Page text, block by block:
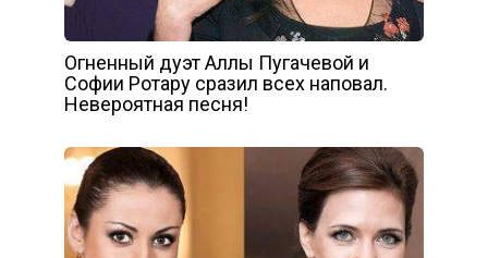
Огненный дуэт Аллы Пугачевой и
Софии Ротару сразил всех наповал.
Невероятная песня!